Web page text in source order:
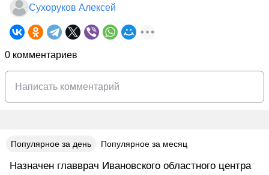
Сухоруков Алексей
0 комментариев
Популярное за день Популярное за месяц
Назначен главврач Ивановского областного центра